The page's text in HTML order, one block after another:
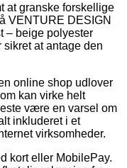
at granske forskellige
VENTURE DESIGN
– beige polyester
at antage den
online shop udlover
kan virke helt
være en varsel om
inkluderet i et
virksomheder.
kort eller MobilePay.